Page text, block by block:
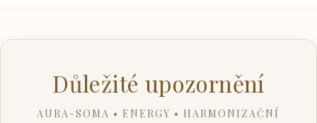
Důležité upozornění
AURA-SOMA • ENERGY • HARMONIZAČNÍ